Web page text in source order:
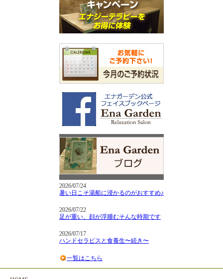
2026/07/24
暑い日こそ湯船に浸かるのがおすすめ♪
2026/07/22
足が重い、顔が浮腫むそんな時期です
2026/07/17
ハンドセラピスと食養生〜続き〜
一覧はこちら